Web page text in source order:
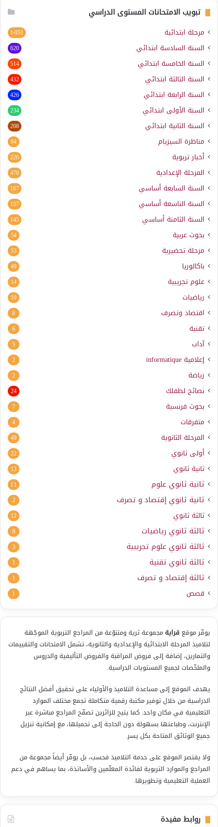
تبويب الامتحانات المستوى الدراسي
مرحلة ابتدائية 1٬951
السنة السادسة ابتدائي 620
السنة الخامسة ابتدائي 514
السنة الثالثة ابتدائي 432
السنة الرابعة ابتدائي 426
السنة الأولى ابتدائي 234
السنة الثانية ابتدائي 208
مناظرة السيزيام 84
أخبار تربوية 226
المرحلة الإعدادية 470
السنة السابعة أساسي 167
السنة التاسعة أساسي 157
السنة الثامنة أساسي 145
بحوث عربية 54
مرحلة تحضيرية 33
باكالوريا 49
علوم تجريبية 14
رياضيات 10
اقتصاد وتصرف 8
تقنية 6
آداب 5
إعلامية informatique
2
رياضة 2
نصائح لطفلك 24
بحوث فرنسية 7
متفرقات 4
المرحلة الثانوية 49
أولى ثانوي 22
ثانية ثانوي 13
ثانية ثانوي علوم 11
ثانية ثانوي إقتصاد و تصرف 2
ثالثة ثانوي 12
ثالثة ثانوي رياضيات 8
ثالثة ثانوي علوم تجريبية 3
ثالثة ثانوي تقنية 1
ثالثة إقتصاد و تصرف 1
قصص 1
يوفّر موقع قرايةمجموعة ثرية ومتنوّعة من المراجع التربوية الموجّهة
لتلاميذ المرحلة الابتدائية والإعدادية والثانوية، تشمل الامتحانات والتقييمات
والتمارين، إضافة إلى فروض المراقبة والفروض التأليفية والدروس
والملخّصات لجميع المستويات الدراسية.
يهدف الموقع إلى مساعدة التلاميذ والأولياء على تحقيق أفضل النتائج
الدراسية من خلال توفير مكتبة رقمية متكاملة تجمع مختلف الموارد
التعليمية في مكان واحد. كما يتيح للزائرين تصفّح المراجع مباشرة عبر
الإنترنت، وطباعتها بسهولة دون الحاجة إلى تحميلها، مع إمكانية تنزيل
جميع الوثائق المتاحة بكل يسر.
ولا يقتصر الموقع على خدمة التلاميذ فحسب، بل يوفّر أيضاً مجموعة من
المراجع والموارد التربوية لفائدة المعلّمين والأساتذة، بما يساهم في دعم
العملية التعليمية وتطويرها.
روابط مفيدة